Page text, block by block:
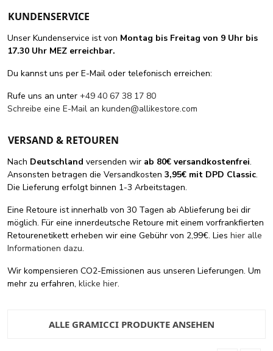
KUNDENSERVICE
Unser Kundenservice ist von Montag bis Freitag von 9 Uhr bis
17.30 Uhr MEZ erreichbar.
Du kannst uns per E-Mail oder telefonisch erreichen:
Rufe uns an unter +49 40 67 38 17 80
Schreibe eine E-Mail an kunden@allikestore.com
VERSAND & RETOUREN
Nach Deutschland versenden wir ab 80€ versandkostenfrei.
Ansonsten betragen die Versandkosten 3,95€ mit DPD Classic.
Die Lieferung erfolgt binnen 1-3 Arbeitstagen.
Eine Retoure ist innerhalb von 30 Tagen ab Ablieferung bei dir
möglich. Für eine innerdeutsche Retoure mit einem vorfrankfierten
Retourenetikett erheben wir eine Gebühr von 2,99€. Lies hier alle
Informationen dazu.
Wir kompensieren CO2-Emissionen aus unseren Lieferungen. Um
mehr zu erfahren, klicke hier.
ALLE GRAMICCI PRODUKTE ANSEHEN